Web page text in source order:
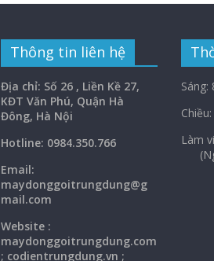
Thông tin liên hệ
Địa chỉ: Số 26 , Liền Kề 27,
KĐT Văn Phú, Quận Hà
Đông, Hà Nội
Hotline: 0984.350.766
Email:
maydonggoitrungdung@g
mail.com
Website :
maydonggoitrungdung.com
; codientrungdung.vn ;
Sáng:
Làm